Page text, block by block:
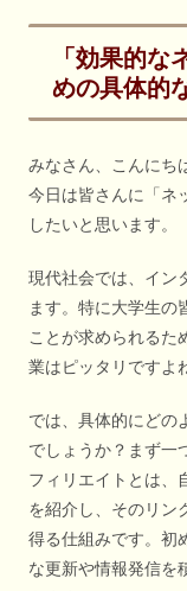
「効果的な
めの具体的
みなさん、こんにち
今日は皆さんに「ネ
したいと思います。
現代社会では、イン
ます。特に大学生の
ことが求められるた
業はピッタリですよ
では、具体的にどの
でしょうか？まず一
フィリエイトとは、
を紹介し、そのリン
得る仕組みです。初
な更新や情報発信を